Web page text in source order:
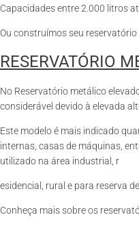
Capacidades entre 2.000 litros
Ou construímos seu reservatório
RESERVATÓRIO
No Reservatório metálico
considerável devido à elevada
Este modelo é mais indicado
internas, casas de máquinas,
utilizado na área industrial, r
esidencial, rural e para reserva
Conheça mais sobre os